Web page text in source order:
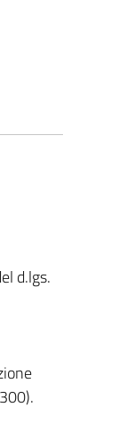
d.lgs.